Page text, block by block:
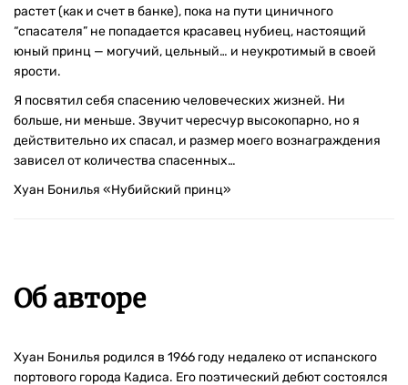
растет (как и счет в банке), пока на пути циничного
“спасателя” не попадается красавец нубиец, настоящий
юный принц — могучий, цельный… и неукротимый в своей
ярости.
Я посвятил себя спасению человеческих жизней. Ни
больше, ни меньше. Звучит чересчур высокопарно, но я
действительно их спасал, и размер моего вознаграждения
зависел от количества спасенных…
Хуан Бонилья «Нубийский принц»
Об авторе
Хуан Бонилья родился в 1966 году недалеко от испанского
портового города Кадиса. Его поэтический дебют состоялся